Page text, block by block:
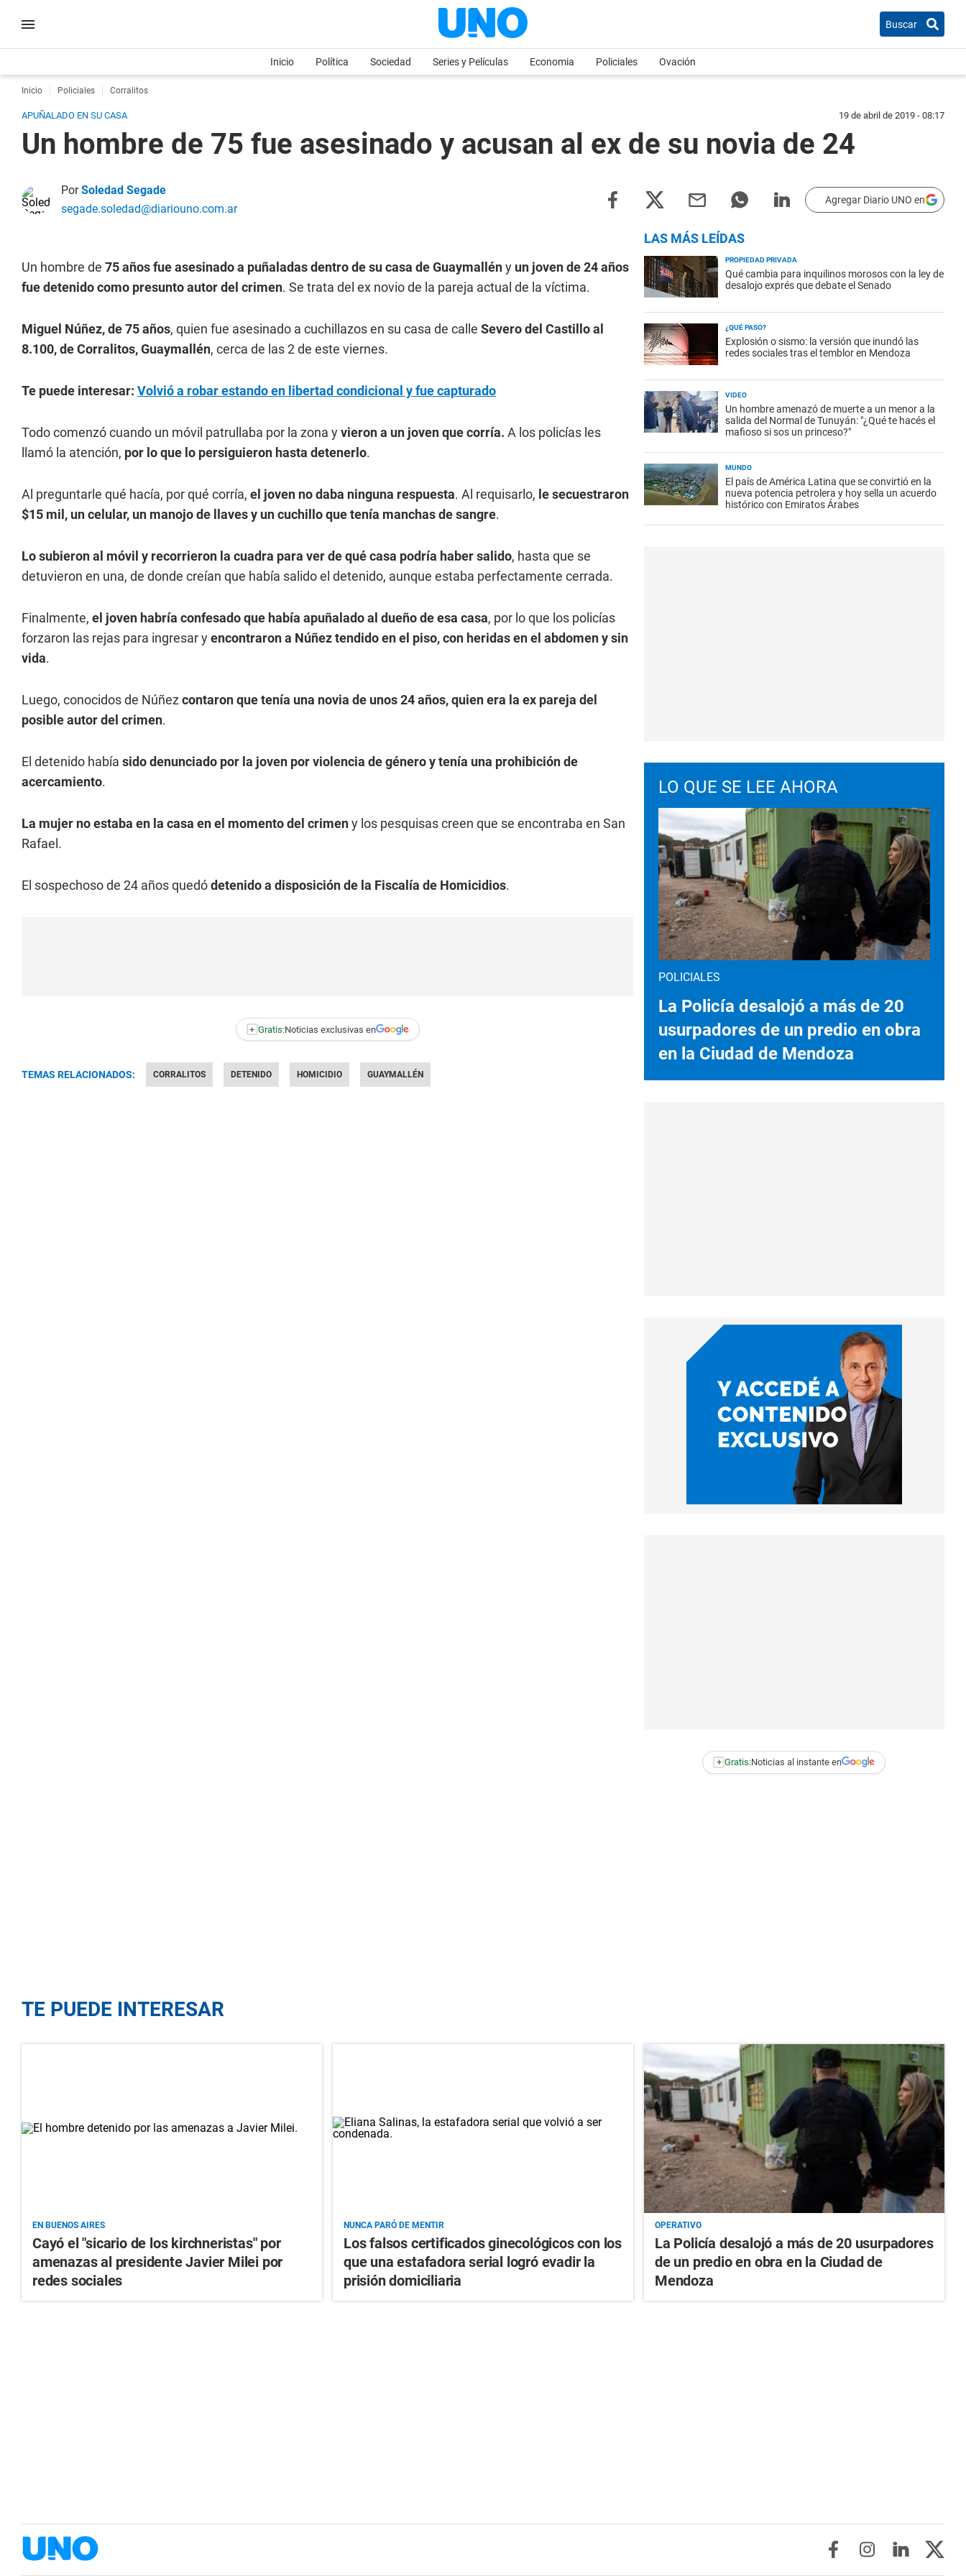
Buscar
Inicio Política Sociedad Series y Películas Economia Policiales Ovación
Inicio Policiales Corralitos
APUÑALADO EN SU CASA 19 de abril de 2019 - 08:17
Un hombre de 75 fue asesinado y acusan al ex de su novia de 24
PorSoledad Segade
segade.soledad@diariouno.com.ar
Agregar Diario UNO en
Un hombre de 75 años fue asesinado a puñaladas dentro de su casa de Guaymallény un joven de 24 años
fue detenido como presunto autor del crimen. Se trata del ex novio de la pareja actual de la víctima.
Miguel Núñez, de 75 años, quien fue asesinado a cuchillazos en su casa de calle Severo del Castillo al
8.100, de Corralitos, Guaymallén, cerca de las 2 de este viernes.
Te puede interesar: Volvió a robar estando en libertad condicional y fue capturado
Todo comenzó cuando un móvil patrullaba por la zona yvieron a un joven que corría. A los policías les
llamó la atención, por lo que lo persiguieron hasta detenerlo.
Al preguntarle qué hacía, por qué corría, el joven no daba ninguna respuesta. Al requisarlo, le secuestraron
$15 mil, un celular, un manojo de llaves y un cuchillo que tenía manchas de sangre.
Lo subieron al móvil y recorrieron la cuadra para ver de qué casa podría haber salido, hasta que se
detuvieron en una, de donde creían que había salido el detenido, aunque estaba perfectamente cerrada.
Finalmente, el joven habría confesado que había apuñalado al dueño de esa casa, por lo que los policías
forzaron las rejas para ingresar yencontraron a Núñez tendido en el piso, con heridas en el abdomen y sin
vida.
Luego, conocidos de Núñez contaron que tenía una novia de unos 24 años, quien era la ex pareja del
posible autor del crimen.
El detenido había sido denunciado por la joven por violencia de género y tenía una prohibición de
acercamiento.
La mujer no estaba en la casa en el momento del crimeny los pesquisas creen que se encontraba en San
Rafael.
El sospechoso de 24 años quedódetenido a disposición de la Fiscalía de Homicidios.
+ Gratis:Noticias exclusivas en
TEMAS RELACIONADOS: CORRALITOS DETENIDO HOMICIDIO GUAYMALLÉN
LAS MÁS LEÍDAS
PROPIEDAD PRIVADA
Qué cambia para inquilinos morosos con la ley de
desalojo exprés que debate el Senado
¿QUÉ PASÓ?
Explosión o sismo: la versión que inundó las
redes sociales tras el temblor en Mendoza
VIDEO
Un hombre amenazó de muerte a un menor a la
salida del Normal de Tunuyán: "¿Qué te hacés el
mafioso si sos un princeso?"
MUNDO
El país de América Latina que se convirtió en la
nueva potencia petrolera y hoy sella un acuerdo
histórico con Emiratos Árabes
LO QUE SE LEE AHORA
POLICIALES
La Policía desalojó a más de 20
usurpadores de un predio en obra
en la Ciudad de Mendoza
+ Gratis:Noticias al instante en
TE PUEDE INTERESAR
EN BUENOS AIRES
Cayó el "sicario de los kirchneristas" por
amenazas al presidente Javier Milei por
redes sociales
NUNCA PARÓ DE MENTIR
Los falsos certificados ginecológicos con los
que una estafadora serial logró evadir la
prisión domiciliaria
OPERATIVO
La Policía desalojó a más de 20 usurpadores
de un predio en obra en la Ciudad de
Mendoza